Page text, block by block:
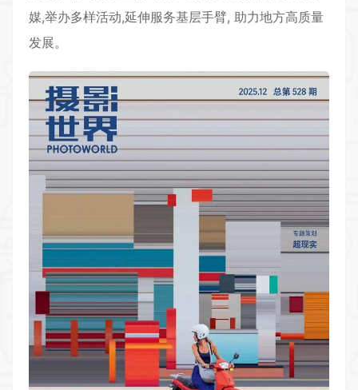
媒,举办多样活动,延伸服务基层手臂, 助力地方高质量
发展。